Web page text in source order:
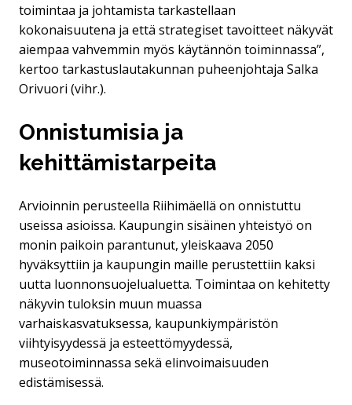
toimintaa ja johtamista tarkastellaan
kokonaisuutena ja että strategiset tavoitteet näkyvät
aiempaa vahvemmin myös käytännön toiminnassa”,
kertoo tarkastuslautakunnan puheenjohtaja Salka
Orivuori (vihr.).
Onnistumisia ja
kehittämistarpeita
Arvioinnin perusteella Riihimäellä on onnistuttu
useissa asioissa. Kaupungin sisäinen yhteistyö on
monin paikoin parantunut, yleiskaava 2050
hyväksyttiin ja kaupungin maille perustettiin kaksi
uutta luonnonsuojelualuetta. Toimintaa on kehitetty
näkyvin tuloksin muun muassa
varhaiskasvatuksessa, kaupunkiympäristön
viihtyisyydessä ja esteettömyydessä,
museotoiminnassa sekä elinvoimaisuuden
edistämisessä.